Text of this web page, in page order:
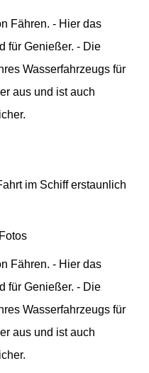
Fähren. - Hier das
für Genießer. - Die
Wasserfahrzeugs für
aus und ist auch
im Schiff erstaunlich
Fähren. - Hier das
für Genießer. - Die
Wasserfahrzeugs für
aus und ist auch